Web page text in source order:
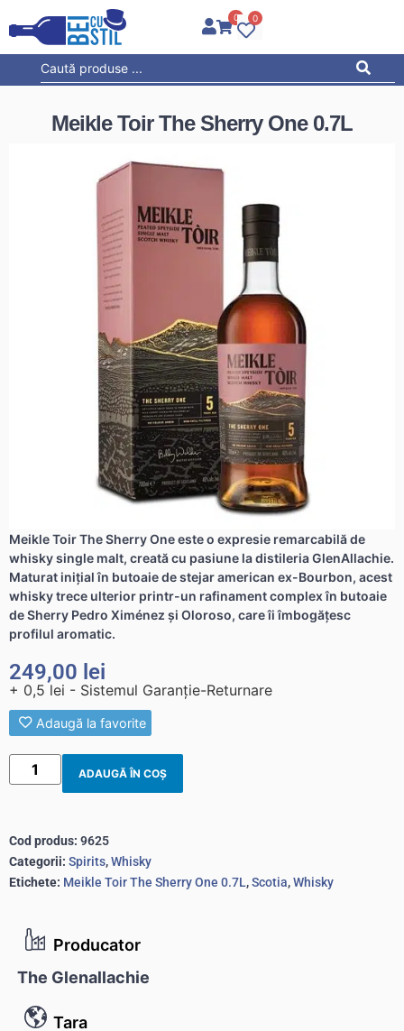
0 0
Producator
The Glenallachie
Tara
Meikle Toir The Sherry One 0.7L
Meikle Toir The Sherry One este o expresie remarcabilă de
whisky single malt, creată cu pasiune la distileria GlenAllachie.
Maturat inițial în butoaie de stejar american ex-Bourbon, acest
whisky trece ulterior printr-un rafinament complex în butoaie
de Sherry Pedro Ximénez și Oloroso, care îi îmbogățesc
profilul aromatic.
249,00 lei
+ 0,5 lei - Sistemul Garanție-Returnare
Adaugă la favorite
ADAUGĂ ÎN COȘ
Cod produs: 9625
Categorii: Spirits,Whisky
Etichete: Meikle Toir The Sherry One 0.7L,Scotia,Whisky